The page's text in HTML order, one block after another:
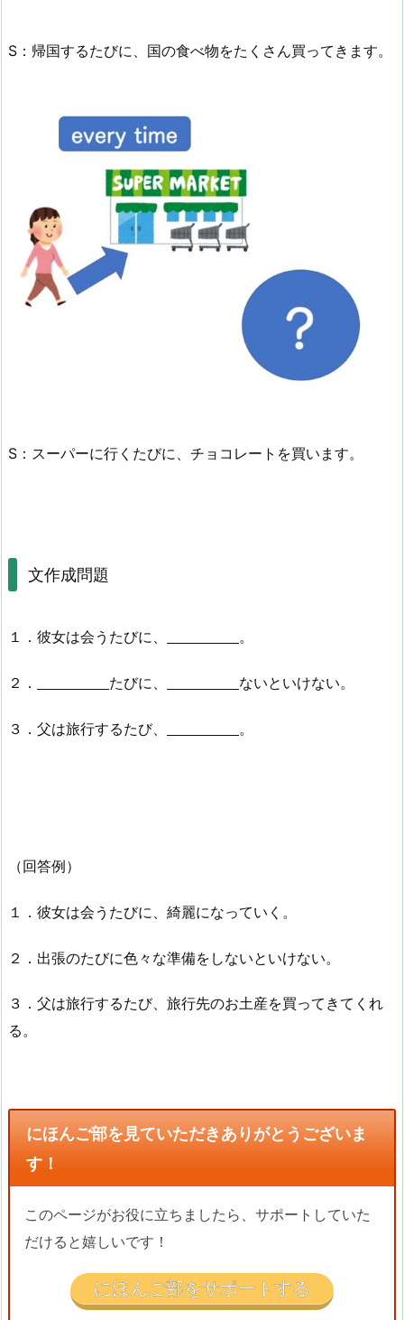
S：帰国するたびに、国の食べ物をたくさん買ってきます。
S：スーパーに行くたびに、チョコレートを買います。
文作成問題
１．彼女は会うたびに、 。
２． たびに、 ないといけない。
３．父は旅行するたび、 。
（回答例）
１．彼女は会うたびに、綺麗になっていく。
２．出張のたびに色々な準備をしないといけない。
３．父は旅行するたび、旅行先のお土産を買ってきてくれ
る。
にほんご部を見ていただきありがとうございま
す！
このページがお役に立ちましたら、サポートしていた
だけると嬉しいです！
にほんご部をサポートする